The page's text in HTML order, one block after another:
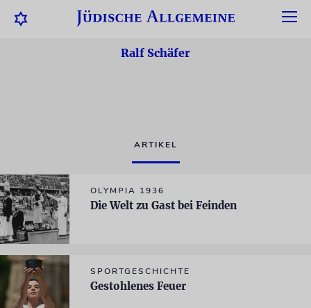
Ralf Schäfer
ARTIKEL
OLYMPIA 1936
Die Welt zu Gast bei Feinden
SPORTGESCHICHTE
Gestohlenes Feuer